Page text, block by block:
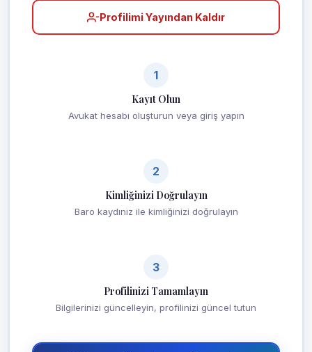
Profilimi Yayından Kaldır
1
Kayıt Olun
Avukat hesabı oluşturun veya giriş yapın
2
Kimliğinizi Doğrulayın
Baro kaydınız ile kimliğinizi doğrulayın
3
Profilinizi Tamamlayın
Bilgilerinizi güncelleyin, profilinizi güncel tutun